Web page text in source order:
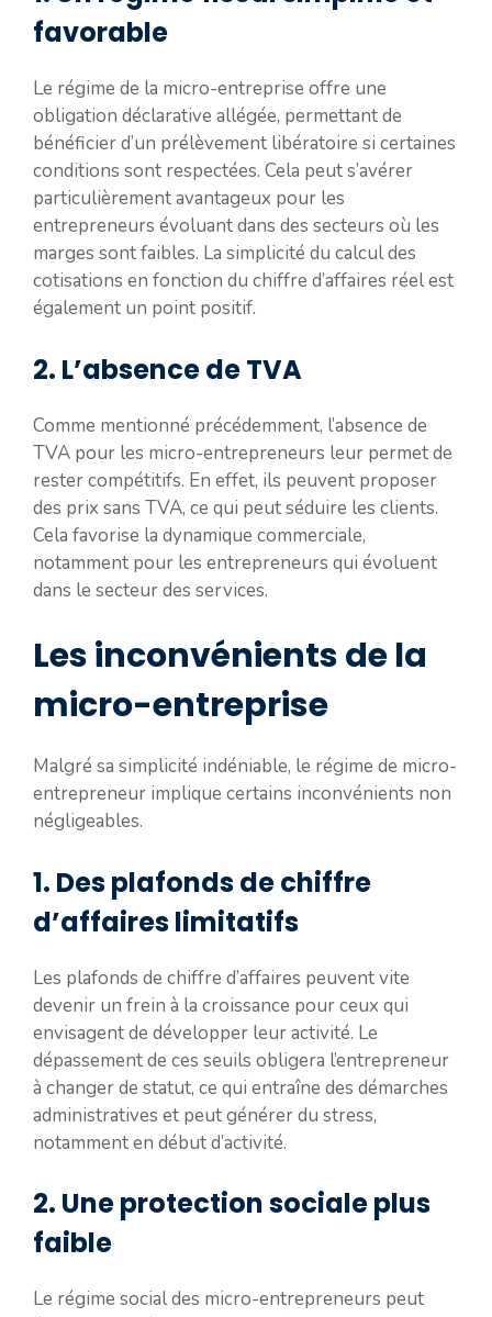
favorable
Le régime de la micro-entreprise offre une
obligation déclarative allégée, permettant de
bénéficier d’un prélèvement libératoire si certaines
conditions sont respectées. Cela peut s’avérer
particulièrement avantageux pour les
entrepreneurs évoluant dans des secteurs où les
marges sont faibles. La simplicité du calcul des
cotisations en fonction du chiffre d’affaires réel est
également un point positif.
2. L’absence de TVA
Comme mentionné précédemment, l’absence de
TVA pour les micro-entrepreneurs leur permet de
rester compétitifs. En effet, ils peuvent proposer
des prix sans TVA, ce qui peut séduire les clients.
Cela favorise la dynamique commerciale,
notamment pour les entrepreneurs qui évoluent
dans le secteur des services.
Les inconvénients de la
micro-entreprise
Malgré sa simplicité indéniable, le régime de micro-
entrepreneur implique certains inconvénients non
négligeables.
1. Des plafonds de chiffre
d’affaires limitatifs
Les plafonds de chiffre d’affaires peuvent vite
devenir un frein à la croissance pour ceux qui
envisagent de développer leur activité. Le
dépassement de ces seuils obligera l’entrepreneur
à changer de statut, ce qui entraîne des démarches
administratives et peut générer du stress,
notamment en début d’activité.
2. Une protection sociale plus
faible
Le régime social des micro-entrepreneurs peut